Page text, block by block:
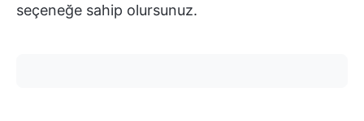
seçeneğe sahip olursunuz.